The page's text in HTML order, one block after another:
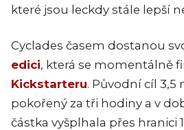
které jsou leckdy stále lepší
Cyclades časem dostanou
edici, která se momentálně
Kickstarteru. Původní cíl
pokořený za tři hodiny a v
částka vyšplhala přes hranici